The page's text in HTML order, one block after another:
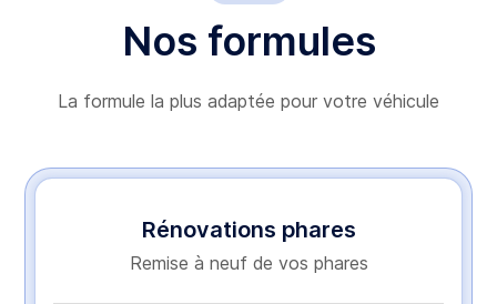
Nos formules
La formule la plus adaptée pour votre véhicule
Rénovations phares
Remise à neuf de vos phares